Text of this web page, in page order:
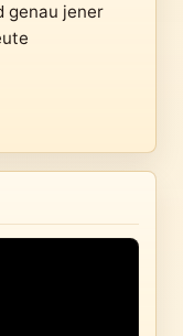
genau jener